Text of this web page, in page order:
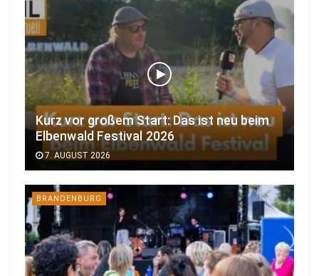
Kurz vor großem Start: Das ist neu beim
Elbenwald Festival 2026
7. AUGUST 2026
BRANDENBURG